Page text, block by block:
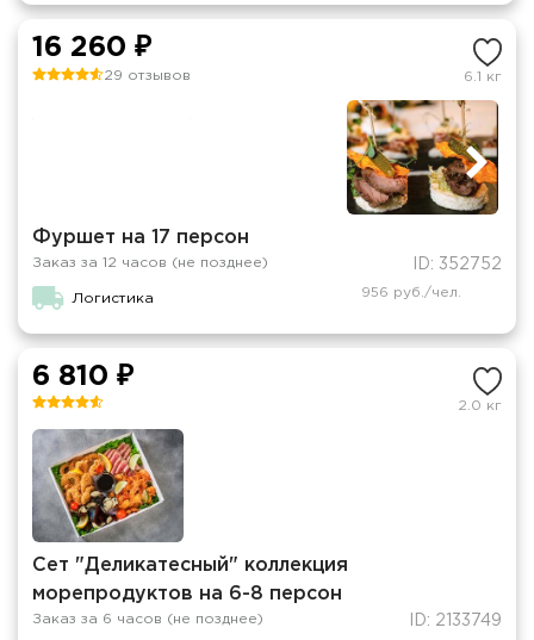
16 260 ₽
29 отзывов 6.1 кг
Фуршет на 17 персон
Заказ за 12 часов (не позднее) ID: 352752
Логистика 956 руб./чел.
6 810 ₽
2.0 кг
Сет "Деликатесный" коллекция
морепродуктов на 6-8 персон
Заказ за 6 часов (не позднее) ID: 2133749